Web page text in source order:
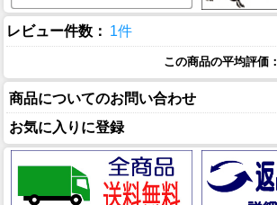
レビュー件数： 1件
この商品の平均評価：
商品についてのお問い合わせ
お気に入りに登録